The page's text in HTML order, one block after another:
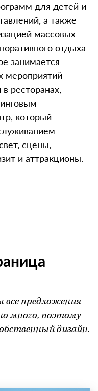
для детей и
а также
массовых
отдыха
занимается
мероприятий
ресторанах,
который
сцены,
и аттракционы.
все предложения
много, поэтому
дизайн.